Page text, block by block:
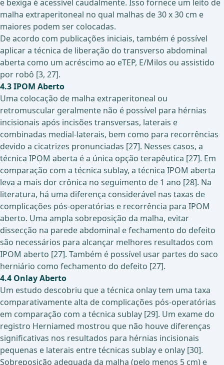
e bexiga é acessível caudalmente. Isso fornece um leito de
malha extraperitoneal no qual malhas de 30 x 30 cm e
maiores podem ser colocadas.
De acordo com publicações iniciais, também é possível
aplicar a técnica de liberação do transverso abdominal
aberta como um acréscimo ao eTEP, E/Milos ou assistido
por robô [3, 27].
4.3 IPOM Aberto
Uma colocação de malha extraperitoneal ou
retromuscular geralmente não é possível para hérnias
incisionais após incisões transversas, laterais e
combinadas medial-laterais, bem como para recorrências
devido a cicatrizes pronunciadas [27]. Nesses casos, a
técnica IPOM aberta é a única opção terapêutica [27]. Em
comparação com a técnica sublay, a técnica IPOM aberta
leva a mais dor crônica no seguimento de 1 ano [28]. Na
literatura, há uma diferença considerável nas taxas de
complicações pós-operatórias e recorrência para IPOM
aberto. Uma ampla sobreposição da malha, evitar
dissecção na parede abdominal e fechamento do defeito
são necessários para alcançar melhores resultados com
IPOM aberto [27]. Também é possível usar partes do saco
herniário como fechamento do defeito [27].
4.4 Onlay Aberto
Um estudo descobriu que a técnica onlay tem uma taxa
comparativamente alta de complicações pós-operatórias
em comparação com a técnica sublay [29]. Um exame do
registro Herniamed mostrou que não houve diferenças
significativas nos resultados para hérnias incisionais
pequenas e laterais entre técnicas sublay e onlay [30].
Sobreposição adequada da malha (pelo menos 5 cm) e